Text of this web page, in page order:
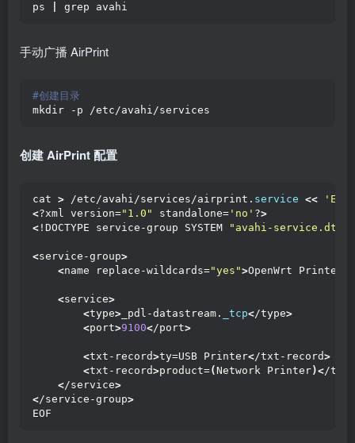
ps grep avahi
手动广播 AirPrint
#创建目录
mkdir -p /etc/avahi/services
创建 AirPrint 配置
cat > /etc/avahi/services/airprint. service <<
'EOF'
<?xml version="1.0" standalone= 'no' ?>
< !DOCTYPE service-group SYSTEM "avahi-service.dtd"
<service-group>
<name replace-wildcards="yes">OpenWrt Printer
<service>
<type> _pdl-datastream. _tcp</type>
<port>9100</port>
<txt-record>ty=USB Printer</txt-record>
<txt-record>product=(Network Printer)</txt-
</service>
</service-group>
EOF